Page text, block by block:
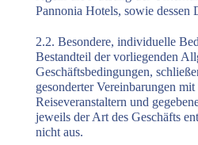
Pannonia Hotels, sowie dessen
2.2. Besondere, individuelle
Bestandteil der vorliegenden
Geschäftsbedingungen,
gesonderter Vereinbarungen
Reiseveranstaltern und
jeweils der Art des Geschäfts
nicht aus.